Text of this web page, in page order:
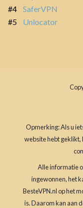
#4
SaferVPN
#5
Unlocator
Opmerking: Als u
website hebt geklikt,
Alle informatie
ingewonnen, het
BesteVPN.nl op het
is. Daarom kan aan